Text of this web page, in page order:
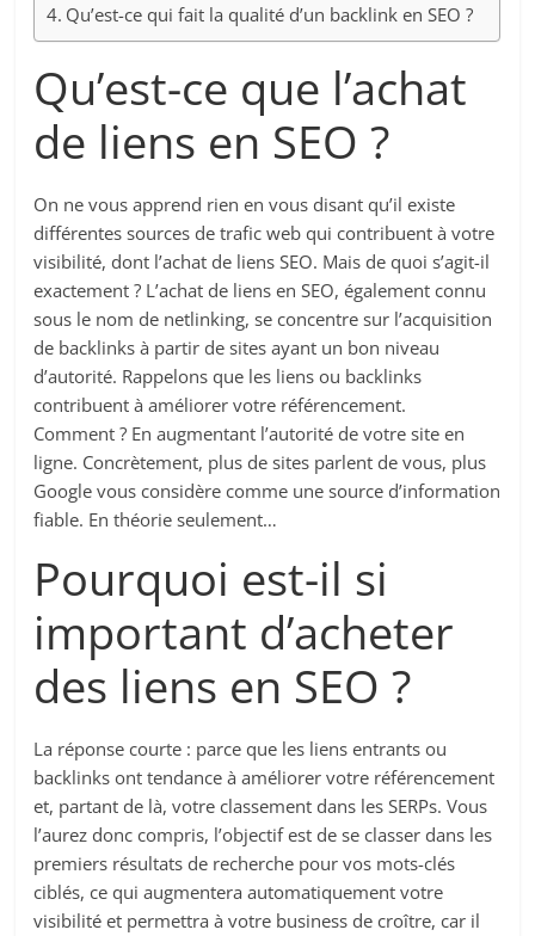
Qu’est-ce qui fait la qualité d’un backlink en SEO ?
Qu’est-ce que l’achat
de liens en SEO ?
On ne vous apprend rien en vous disant qu’il existe
différentes sources de trafic web qui contribuent à votre
visibilité, dont l’achat de liens SEO. Mais de quoi s’agit-il
exactement ? L’achat de liens en SEO, également connu
sous le nom de netlinking, se concentre sur l’acquisition
de backlinks à partir de sites ayant un bon niveau
d’autorité. Rappelons que les liens ou backlinks
contribuent à améliorer votre référencement.
Comment ? En augmentant l’autorité de votre site en
ligne. Concrètement, plus de sites parlent de vous, plus
Google vous considère comme une source d’information
fiable. En théorie seulement…
Pourquoi est-il si
important d’acheter
des liens en SEO ?
La réponse courte : parce que les liens entrants ou
backlinks ont tendance à améliorer votre référencement
et, partant de là, votre classement dans les SERPs. Vous
l’aurez donc compris, l’objectif est de se classer dans les
premiers résultats de recherche pour vos mots-clés
ciblés, ce qui augmentera automatiquement votre
visibilité et permettra à votre business de croître, car il